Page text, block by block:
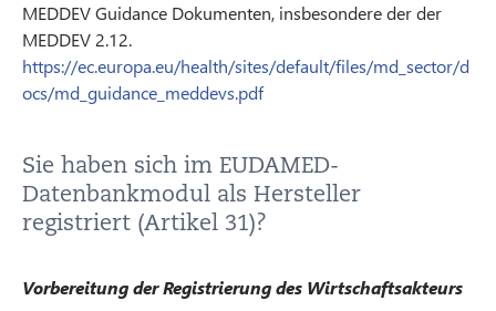
MEDDEV Guidance Dokumenten, insbesondere der der
MEDDEV 2.12.
https://ec.europa.eu/health/sites/default/files/md_sector/d
ocs/md_guidance_meddevs.pdf
Sie haben sich im EUDAMED-
Datenbankmodul als Hersteller
registriert (Artikel 31)?
Vorbereitung der Registrierung des Wirtschaftsakteurs